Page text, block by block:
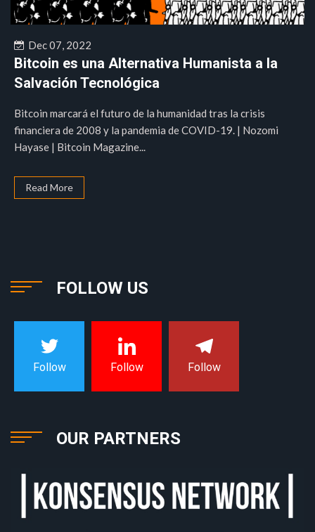
Dec 07, 2022
Bitcoin es una Alternativa Humanista a la
Salvación Tecnológica
Bitcoin marcará el futuro de la humanidad tras la crisis
financiera de 2008 y la pandemia de COVID-19. | Nozomi
Hayase | Bitcoin Magazine...
Read More
FOLLOW US
Follow Follow Follow
OUR PARTNERS